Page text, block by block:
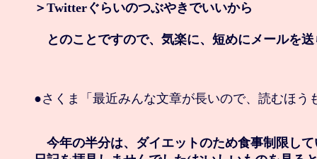
＞Twitterぐらいのつぶやきでいいから
とのことですので、気楽に、短めにメールを
●さくま「最近みんな文章が長いので、読むほう
今年の半分は、ダイエットのため食事制限し